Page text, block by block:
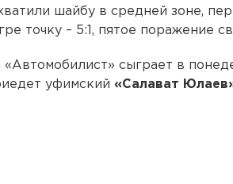
шайбу в средней зоне,
точку – 5:1, пятое поражение
сыграет в
уфимский «Салават